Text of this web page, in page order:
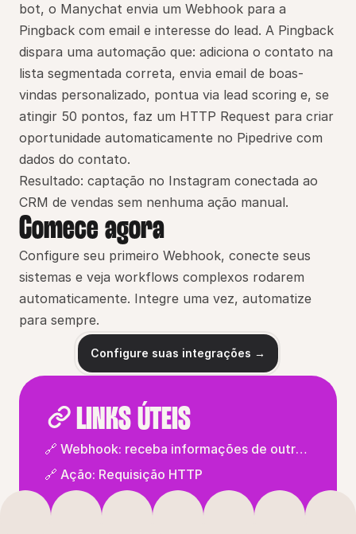
bot, o Manychat envia um Webhook para a
Pingback com email e interesse do lead. A Pingback
dispara uma automação que: adiciona o contato na
lista segmentada correta, envia email de boas-
vindas personalizado, pontua via lead scoring e, se
atingir 50 pontos, faz um HTTP Request para criar
oportunidade automaticamente no Pipedrive com
dados do contato.
Resultado: captação no Instagram conectada ao
CRM de vendas sem nenhuma ação manual.
Comece agora
Configure seu primeiro Webhook, conecte seus
sistemas e veja workflows complexos rodarem
automaticamente. Integre uma vez, automatize
para sempre.
Configure suas integrações →
LINKS ÚTEIS
🔗 Webhook: receba informações de outras
plataformas
🔗 Ação: Requisição HTTP